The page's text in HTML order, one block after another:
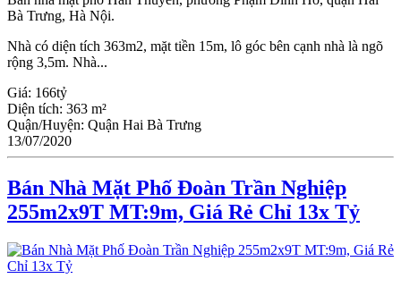
Bà Trưng, Hà Nội.
Nhà có diện tích 363m2, mặt tiền 15m, lô góc bên cạnh nhà là ngõ
rộng 3,5m. Nhà...
Giá: 166tỷ
Diện tích: 363 m²
Quận/Huyện: Quận Hai Bà Trưng
13/07/2020
Bán Nhà Mặt Phố Đoàn Trần Nghiệp
255m2x9T MT:9m, Giá Rẻ Chỉ 13x Tỷ